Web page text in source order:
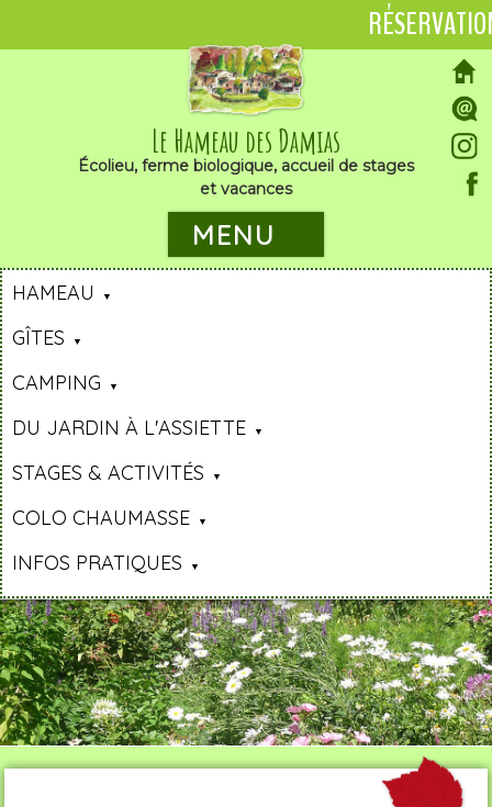
Le Hameau des Damias
Écolieu, ferme biologique, accueil de stages
et vacances
MENU
HAMEAU
GÎTES
CAMPING
DU JARDIN À L'ASSIETTE
STAGES & ACTIVITÉS
COLO CHAUMASSE
INFOS PRATIQUES